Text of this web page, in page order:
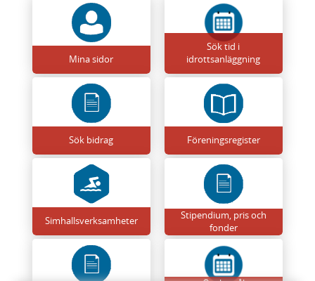
Mina sidor
Sök tid i
idrottsanläggning
Sök bidrag Föreningsregister
Simhallsverksamheter
Stipendium, pris och
fonder